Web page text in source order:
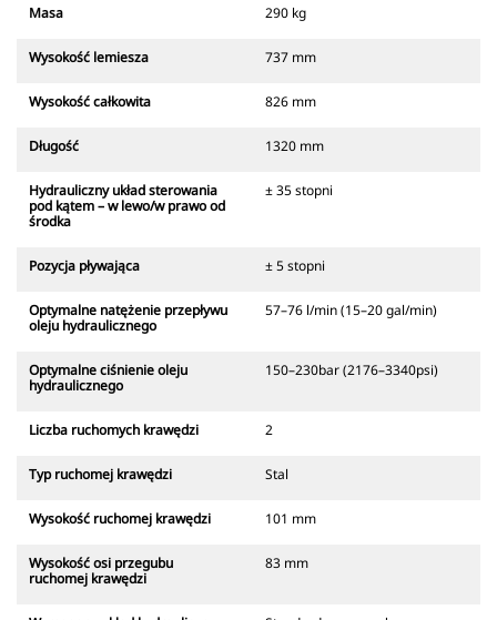
Masa 290 kg
Wysokość lemiesza 737 mm
Wysokość całkowita 826 mm
Długość 1320 mm
Hydrauliczny układ sterowania
pod kątem – w lewo/w prawo od
środka
± 35 stopni
Pozycja pływająca ± 5 stopni
Optymalne natężenie przepływu
oleju hydraulicznego
57–76 l/min (15–20 gal/min)
Optymalne ciśnienie oleju
hydraulicznego
150–230bar (2176–3340psi)
Liczba ruchomych krawędzi 2
Typ ruchomej krawędzi Stal
Wysokość ruchomej krawędzi 101 mm
Wysokość osi przegubu
ruchomej krawędzi
83 mm